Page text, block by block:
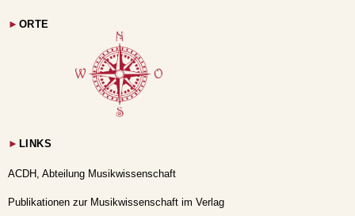
► ORTE
► LINKS
ACDH, Abteilung Musikwissenschaft
Publikationen zur Musikwissenschaft im Verlag